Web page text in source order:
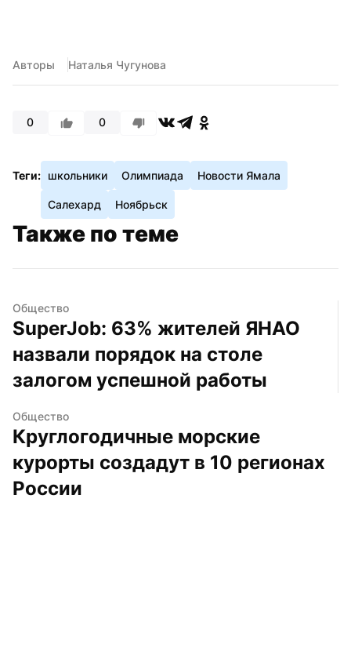
Авторы Наталья Чугунова
0 0
Теги: школьники Олимпиада Новости Ямала
Салехард Ноябрьск
Также по теме
Общество
SuperJob: 63% жителей ЯНАО
назвали порядок на столе
залогом успешной работы
Общество
Круглогодичные морские
курорты создадут в 10 регионах
России